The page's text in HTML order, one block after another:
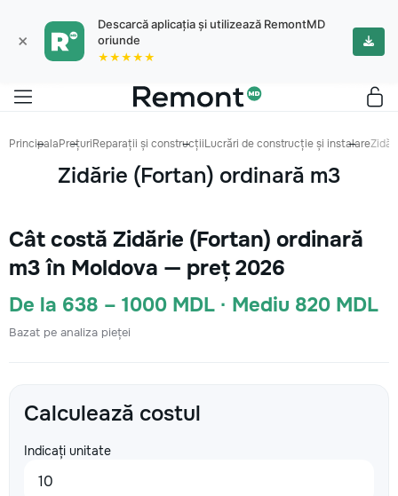
×
Descarcă aplicația și utilizează RemontMD
oriunde
★★★★★
PrincipalaPrețuriReparații și construcțiiLucrări de construcție și instalare
Zidărie (Fortan) ordinară m3
Cât costă Zidărie (Fortan) ordinară
m3 în Moldova — preț 2026
De la 638 – 1000 MDL · Mediu 820 MDL
Bazat pe analiza pieței
Calculează costul
Indicați unitate